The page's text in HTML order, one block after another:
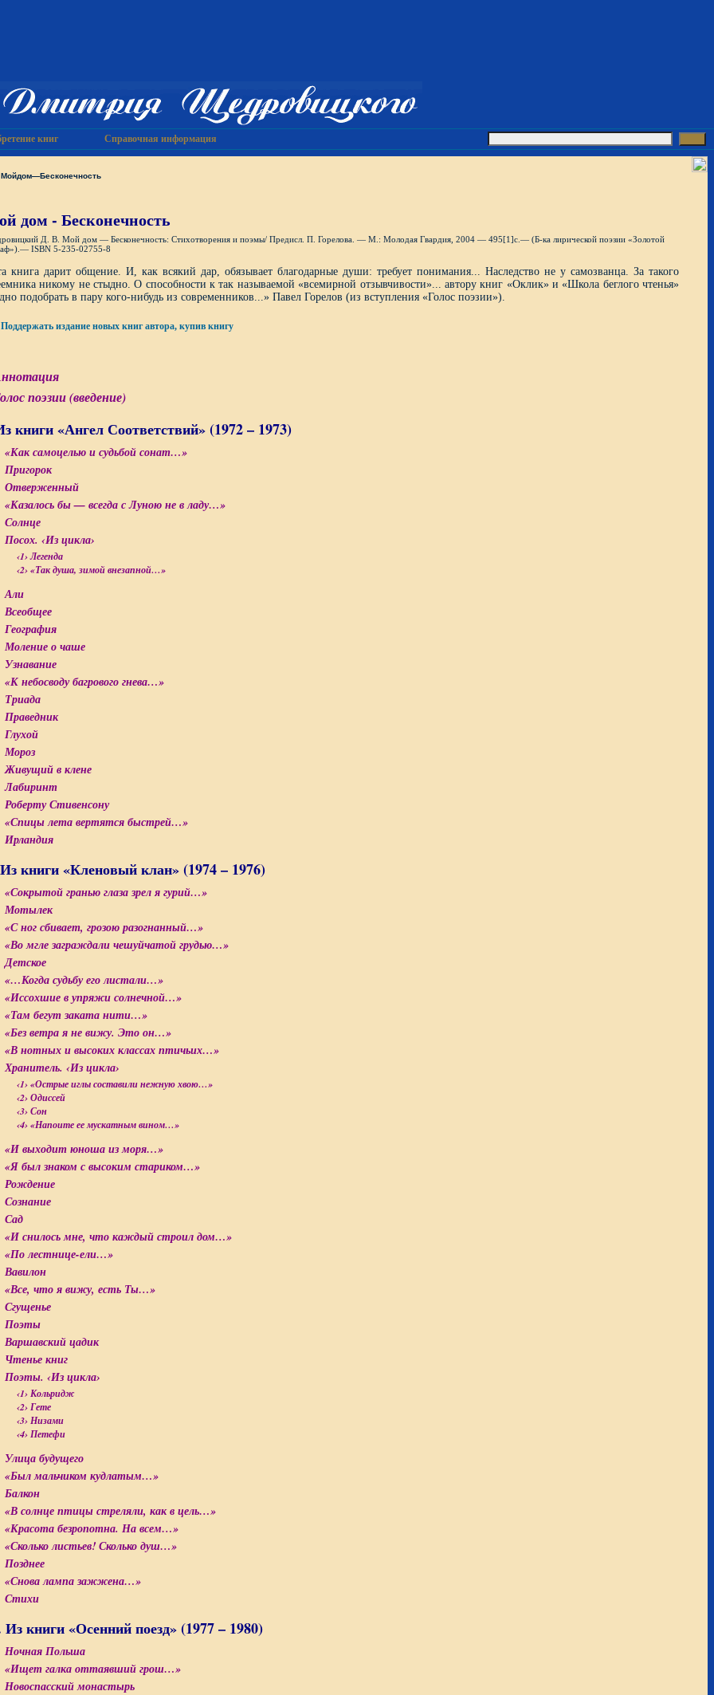
книг Справочная информация
Мойдом—Бесконечность
дом - Бесконечность
Д. В. Мой дом — Бесконечность: Стихотворения и поэмы/ Предисл. П. Горелова. — М.: Молодая Гвардия, 2004 — 495[1]c.— (Б-ка лирической поэзии «Золотой
ISBN 5-235-02755-8
книга дарит общение. И, как всякий дар, обязывает благодарные души: требует понимания... Наследство не у самозванца. За такого
никому не стыдно. О способности к так называемой «всемирной отзывчивости»... автору книг «Оклик» и «Школа беглого чтенья»
подобрать в пару кого-нибудь из современников...» Павел Горелов (из вступления «Голос поэзии»).
Поддержать издание новых книг автора, купив книгу
поэзии (введение)
книги «Ангел Соответствий» (1972 – 1973)
«Как самоцелью и судьбой сонат…»
Пригорок
Отверженный
«Казалось бы — всегда с Луною не в ладу…»
Солнце
Посох. ‹Из цикла›
‹1› Легенда
‹2› «Так душа, зимой внезапной…»
Али
Всеобщее
География
Моление о чаше
Узнавание
«К небосводу багрового гнева…»
Триада
Праведник
Глухой
Мороз
Живущий в клене
Лабиринт
Роберту Стивенсону
«Спицы лета вертятся быстрей…»
Ирландия
книги «Кленовый клан» (1974 – 1976)
«Сокрытой гранью глаза зрел я гурий…»
Мотылек
«С ног сбивает, грозою разогнанный…»
«Во мгле заграждали чешуйчатой грудью…»
Детское
«…Когда судьбу его листали…»
«Иссохшие в упряжи солнечной…»
«Там бегут заката нити…»
«Без ветра я не вижу. Это он…»
«В нотных и высоких классах птичьих…»
Хранитель. ‹Из цикла›
‹1› «Острые иглы составили нежную хвою…»
‹2› Одиссей
‹3› Сон
‹4› «Напоите ее мускатным вином…»
«И выходит юноша из моря…»
«Я был знаком с высоким стариком…»
Рождение
Сознание
Сад
«И снилось мне, что каждый строил дом…»
«По лестнице-ели…»
Вавилон
«Все, что я вижу, есть Ты…»
Сгущенье
Поэты
Варшавский цадик
Чтенье книг
Поэты. ‹Из цикла›
‹1› Кольридж
‹2› Гете
‹3› Низами
‹4› Петефи
Улица будущего
«Был мальчиком кудлатым…»
Балкон
«В солнце птицы стреляли, как в цель…»
«Красота безропотна. На всем…»
«Сколько листьев! Сколько душ…»
Позднее
«Снова лампа зажжена…»
Стихи
книги «Осенний поезд» (1977 – 1980)
Ночная Польша
«Ищет галка оттаявший грош…»
Новоспасский монастырь